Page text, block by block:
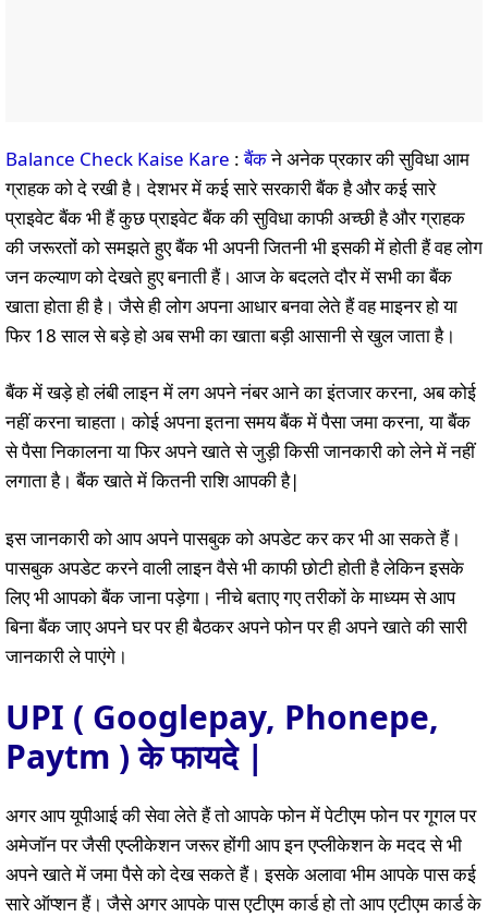
Balance Check Kaise Kare :बैंकने अनेक प्रकार की सुविधा आम
ग्राहक को दे रखी है। देशभर में कई सारे सरकारी बैंक है और कई सारे
प्राइवेट बैंक भी हैं कुछ प्राइवेट बैंक की सुविधा काफी अच्छी है और ग्राहक
की जरूरतों को समझते हुए बैंक भी अपनी जितनी भी इसकी में होती हैं वह लोग
जन कल्याण को देखते हुए बनाती हैं। आज के बदलते दौर में सभी का बैंक
खाता होता ही है। जैसे ही लोग अपना आधार बनवा लेते हैं वह माइनर हो या
फिर 18 साल से बड़े हो अब सभी का खाता बड़ी आसानी से खुल जाता है।
बैंक में खड़े हो लंबी लाइन में लग अपने नंबर आने का इंतजार करना, अब कोई
नहीं करना चाहता। कोई अपना इतना समय बैंक में पैसा जमा करना, या बैंक
से पैसा निकालना या फिर अपने खाते से जुड़ी किसी जानकारी को लेने में नहीं
लगाता है। बैंक खाते में कितनी राशि आपकी है|
इस जानकारी को आप अपने पासबुक को अपडेट कर कर भी आ सकते हैं।
पासबुक अपडेट करने वाली लाइन वैसे भी काफी छोटी होती है लेकिन इसके
लिए भी आपको बैंक जाना पड़ेगा। नीचे बताए गए तरीकों के माध्यम से आप
बिना बैंक जाए अपने घर पर ही बैठकर अपने फोन पर ही अपने खाते की सारी
जानकारी ले पाएंगे।
UPI ( Googlepay, Phonepe,
Paytm ) के फायदे |
अगर आप यूपीआई की सेवा लेते हैं तो आपके फोन में पेटीएम फोन पर गूगल पर
अमेजॉन पर जैसी एप्लीकेशन जरूर होंगी आप इन एप्लीकेशन के मदद से भी
अपने खाते में जमा पैसे को देख सकते हैं। इसके अलावा भीम आपके पास कई
सारे ऑप्शन हैं। जैसे अगर आपके पास एटीएम कार्ड हो तो आप एटीएम कार्ड के